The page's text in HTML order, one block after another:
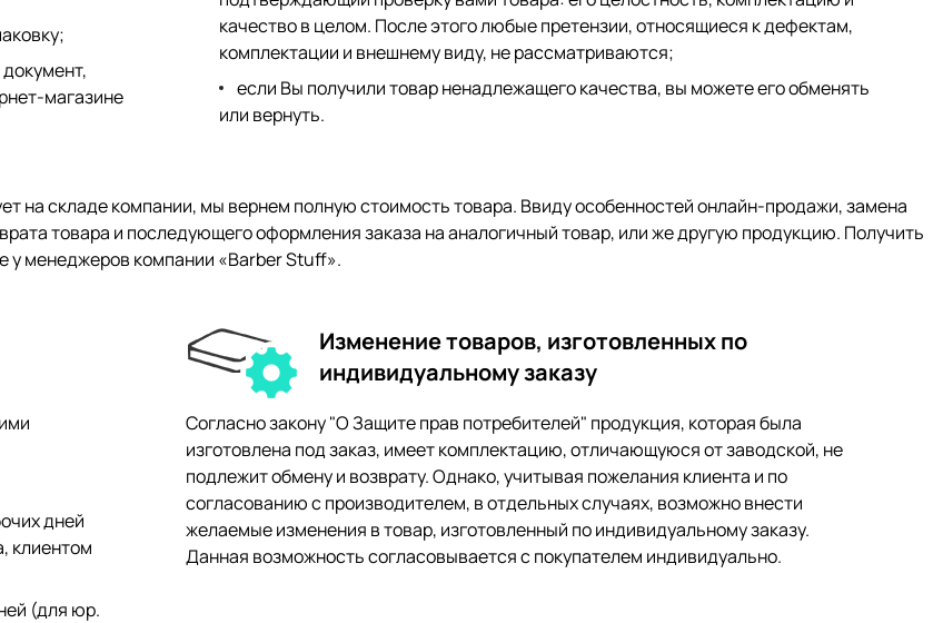
магазине
качество в целом. После этого любые претензии, относящиеся к дефектам,
комплектации и внешнему виду, не рассматриваются;
если Вы получили товар ненадлежащего качества, вы можете его обменять
или вернуть.
на складе компании, мы вернем полную стоимость товара. Ввиду особенностей онлайн-продажи, замена
товара и последующего оформления заказа на аналогичный товар, или же другую продукцию. Получить
менеджеров компании «Barber Stuff».
дней
клиентом
(для юр.
Изменение товаров, изготовленных по
индивидуальному заказу
Согласно закону "О Защите прав потребителей" продукция, которая была
изготовлена под заказ, имеет комплектацию, отличающуюся от заводской, не
подлежит обмену и возврату. Однако, учитывая пожелания клиента и по
согласованию с производителем, в отдельных случаях, возможно внести
желаемые изменения в товар, изготовленный по индивидуальному заказу.
Данная возможность согласовывается с покупателем индивидуально.